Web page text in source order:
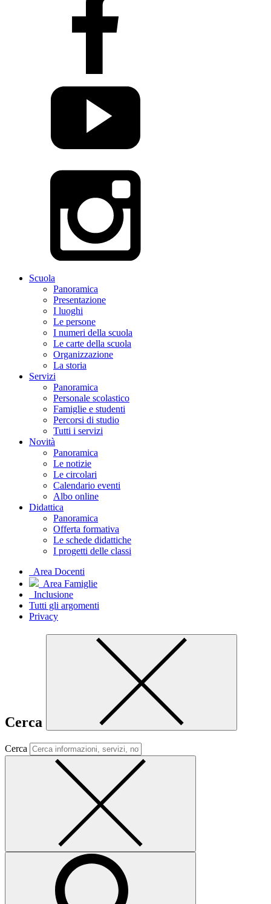
Scuola
Panoramica
Presentazione
I luoghi
Le persone
I numeri della scuola
Le carte della scuola
Organizzazione
La storia
Servizi
Panoramica
Personale scolastico
Famiglie e studenti
Percorsi di studio
Tutti i servizi
Novità
Panoramica
Le notizie
Le circolari
Calendario eventi
Albo online
Didattica
Panoramica
Offerta formativa
Le schede didattiche
I progetti delle classi
Area Docenti
Area Famiglie
Inclusione
Tutti gli argomenti
Privacy
Cerca
Cerca